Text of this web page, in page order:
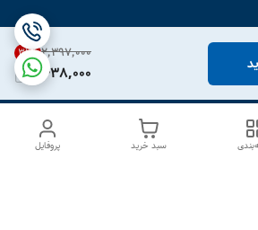
۲٬۳۹۷٬۰۰۰ 31%
1,638,000
پروفایل سبد خرید